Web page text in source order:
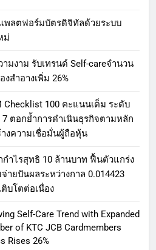
พลตฟอร์มบัตรดิจิทัลด้วยระบบ
ม่
มงาม รับเทรนด์ Self-careจำนวน
สำอางเพิ่ม 26%
Checklist 100 คะแนนเต็ม ระดับ
7 ตอกย้ำการดำเนินธุรกิจตามหลัก
างความเชื่อมั่นผู้ถือหุ้น
กำไรสุทธิ 10 ล้านบาท ฟื้นตัวแกร่ง
ายปันผลระหว่างกาล 0.014423
บโตต่อเนื่อง
Self-Care Trend with Expanded
of KTC JCB Cardmembers
Rises 26%